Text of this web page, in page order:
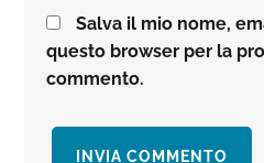
Salva il mio nome,
questo browser per la
commento.